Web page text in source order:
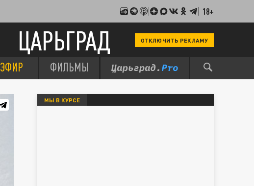
18+
ЦАРЬГРАД ОТКЛЮЧИТЬ РЕКЛАМУ
ЭФИР ФИЛЬМЫ
МЫ В КУРСЕ